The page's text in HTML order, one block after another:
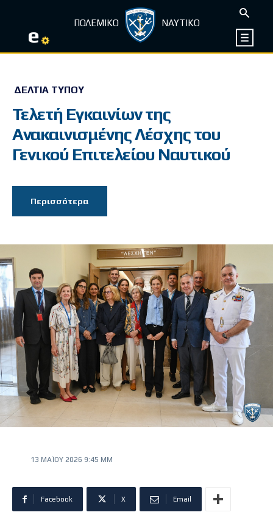
e ΠΟΛΕΜΙΚΟ ΝΑΥΤΙΚΟ
ΔΕΛΤΊΑ ΤΎΠΟΥ
Τελετή Εγκαινίων της
Ανακαινισμένης Λέσχης του
Γενικού Επιτελείου Ναυτικού
Περισσότερα
13 ΜΑΪ́ΟΥ 2026 9:45 ΜΜ
Facebook X Email